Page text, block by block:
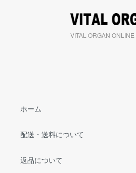
VITAL ORGAN ONLINE
ホーム
配送・送料について
返品について